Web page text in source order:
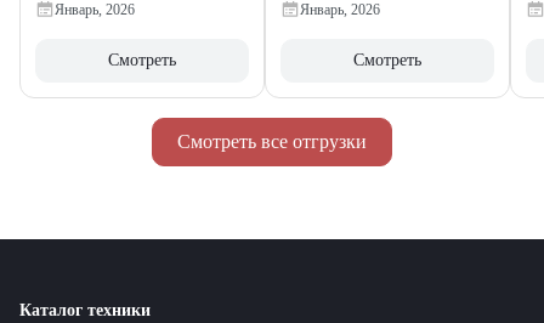
Смотреть все отгрузки
Январь, 2026
Смотреть
Январь, 2026
Смотреть
Каталог техники